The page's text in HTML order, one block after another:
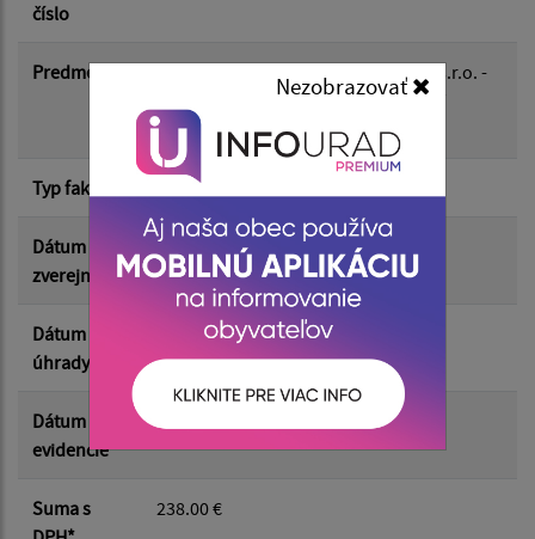
Nezobrazovať
Suma od:
Filtrovať Reset
číslo
Predmet
FP: 2500202 F /20250104 ZABAVKA, s.r.o. -
ZABAVKA,s.r.o.-penové delo MDD RT
6/2025
Typ faktúry dodávateľská
Dátum
zverejnenia
23.06.2025
Dátum
úhrady
18.06.2025
Dátum
evidencie
18.06.2025
Suma s
238.00 €